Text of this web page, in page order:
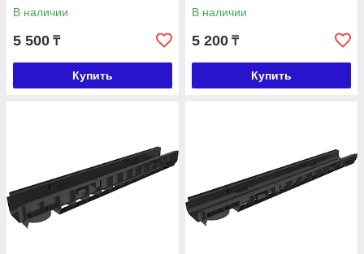
В наличии
5 500 ₸
Купить
В наличии
5 200 ₸
Купить